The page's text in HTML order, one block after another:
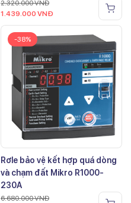
2.320.000VNĐ
1.439.000 VNĐ
-38%
Rơle bảo vệ kết hợp quá dòng
và chạm đất Mikro R1000-
230A
6.680.000VNĐ